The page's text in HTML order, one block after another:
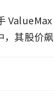
ValueMax
其股价